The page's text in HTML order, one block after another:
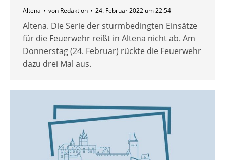
Altena von Redaktion 24. Februar 2022 um 22:54
Altena. Die Serie der sturmbedingten Einsätze
für die Feuerwehr reißt in Altena nicht ab. Am
Donnerstag (24. Februar) rückte die Feuerwehr
dazu drei Mal aus.